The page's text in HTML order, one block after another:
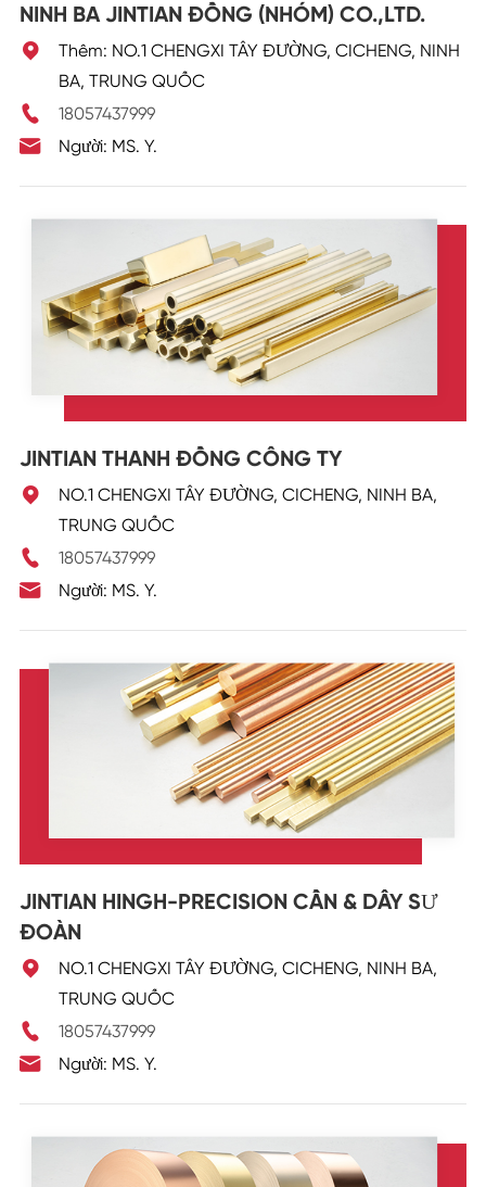
NINH BA JINTIAN ĐỒNG (NHÓM) CO.,LTD.

Thêm: NO.1 CHENGXI TÂY ĐƯỜNG, CICHENG, NINH
BA, TRUNG QUỐC
 18057437999
 Người: MS. Y.
JINTIAN THANH ĐỒNG CÔNG TY

NO.1 CHENGXI TÂY ĐƯỜNG, CICHENG, NINH BA,
TRUNG QUỐC
 18057437999
 Người: MS. Y.
JINTIAN HINGH-PRECISION CẦN & DÂY SƯ
ĐOÀN

NO.1 CHENGXI TÂY ĐƯỜNG, CICHENG, NINH BA,
TRUNG QUỐC
 18057437999
 Người: MS. Y.